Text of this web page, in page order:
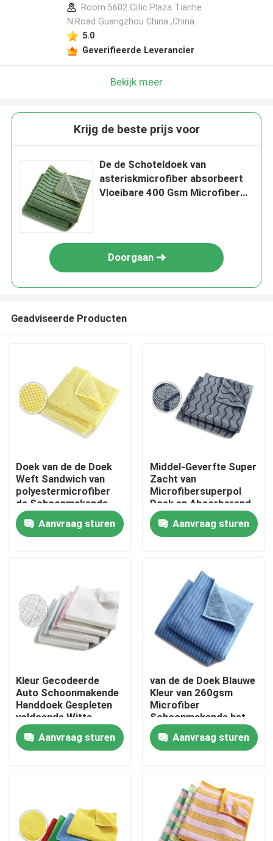
Thuis
Producten
Fabrieksreis
Kwaliteitscontrole
Contacteer ons
Vraag een offerte aan
Stapelvezel van gerecycled polyester
Stapelvezel van polypropyleen
Room 5602 Citic Plaza Tianhe
N.Road Guangzhou China ,China
5.0
Geverifieerde Leverancier
Bekijk meer
Krijg de beste prijs voor
De de Schoteldoek van
asteriskmicrofiber absorbeert
Vloeibare 400 Gsm Microfiber
Doorgaan
Geadviseerde Producten
Doek van de de Doek
Weft Sandwich van
polyestermicrofiber
de Schoonmakende
voor Keuken
Aanvraag sturen
Middel-Geverfte Super
Zacht van
Microfibersuperpol
Doek en Absorberend
Aanvraag sturen
Kleur Gecodeerde
Auto Schoonmakende
Handdoek Gespleten
voldoende Witte
Microfiber-
Handdoeken
Aanvraag sturen
van de de Doek Blauwe
Kleur van 260gsm
Microfiber
Schoonmakende het
Schrobben van
Microfiber Doek
Aanvraag sturen